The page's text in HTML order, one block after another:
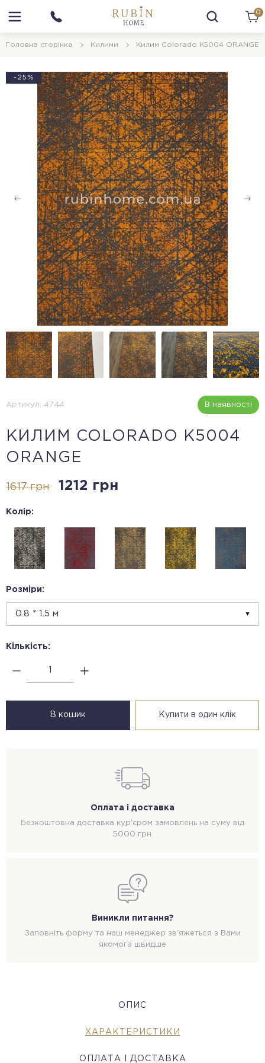
0
Головна сторінка Килими Килим Colorado K5004 ORANGE
-25%
Артикул: 4744 В наявності
КИЛИМ COLORADO K5004
ORANGE
1617 грн 1212 грн
Колір:
Розміри:
Кількість:
В кошик Купити в один клік
Оплата і доставка
Безкоштовна доставка кур'єром замовлень на суму від
5000 грн.
Виникли питання?
Заповніть форму та наш менеджер зв'яжеться з Вами
якомога швидше
ОПИС
ХАРАКТЕРИСТИКИ
ОПЛАТА І ДОСТАВКА